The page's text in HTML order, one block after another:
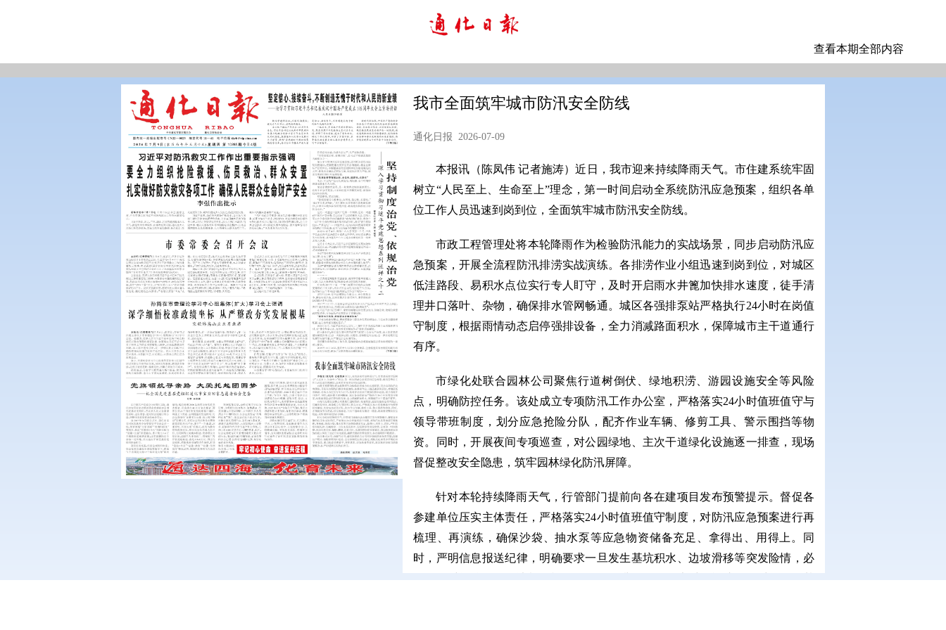
查看本期全部内容
我市全面筑牢城市防汛安全防线
通化日报 2026-07-09
本报讯（陈凤伟 记者施涛）近日，我市迎来持续降雨天气。市住建系统牢固
树立“人民至上、生命至上”理念，第一时间启动全系统防汛应急预案，组织各单
位工作人员迅速到岗到位，全面筑牢城市防汛安全防线。
市政工程管理处将本轮降雨作为检验防汛能力的实战场景，同步启动防汛应
急预案，开展全流程防汛排涝实战演练。各排涝作业小组迅速到岗到位，对城区
低洼路段、易积水点位实行专人盯守，及时开启雨水井篦加快排水速度，徒手清
理井口落叶、杂物，确保排水管网畅通。城区各强排泵站严格执行24小时在岗值
守制度，根据雨情动态启停强排设备，全力消减路面积水，保障城市主干道通行
有序。
市绿化处联合园林公司聚焦行道树倒伏、绿地积涝、游园设施安全等风险
点，明确防控任务。该处成立专项防汛工作办公室，严格落实24小时值班值守与
领导带班制度，划分应急抢险分队，配齐作业车辆、修剪工具、警示围挡等物
资。同时，开展夜间专项巡查，对公园绿地、主次干道绿化设施逐一排查，现场
督促整改安全隐患，筑牢园林绿化防汛屏障。
针对本轮持续降雨天气，行管部门提前向各在建项目发布预警提示。督促各
参建单位压实主体责任，严格落实24小时值班值守制度，对防汛应急预案进行再
梳理、再演练，确保沙袋、抽水泵等应急物资储备充足、拿得出、用得上。同
时，严明信息报送纪律，明确要求一旦发生基坑积水、边坡滑移等突发险情，必